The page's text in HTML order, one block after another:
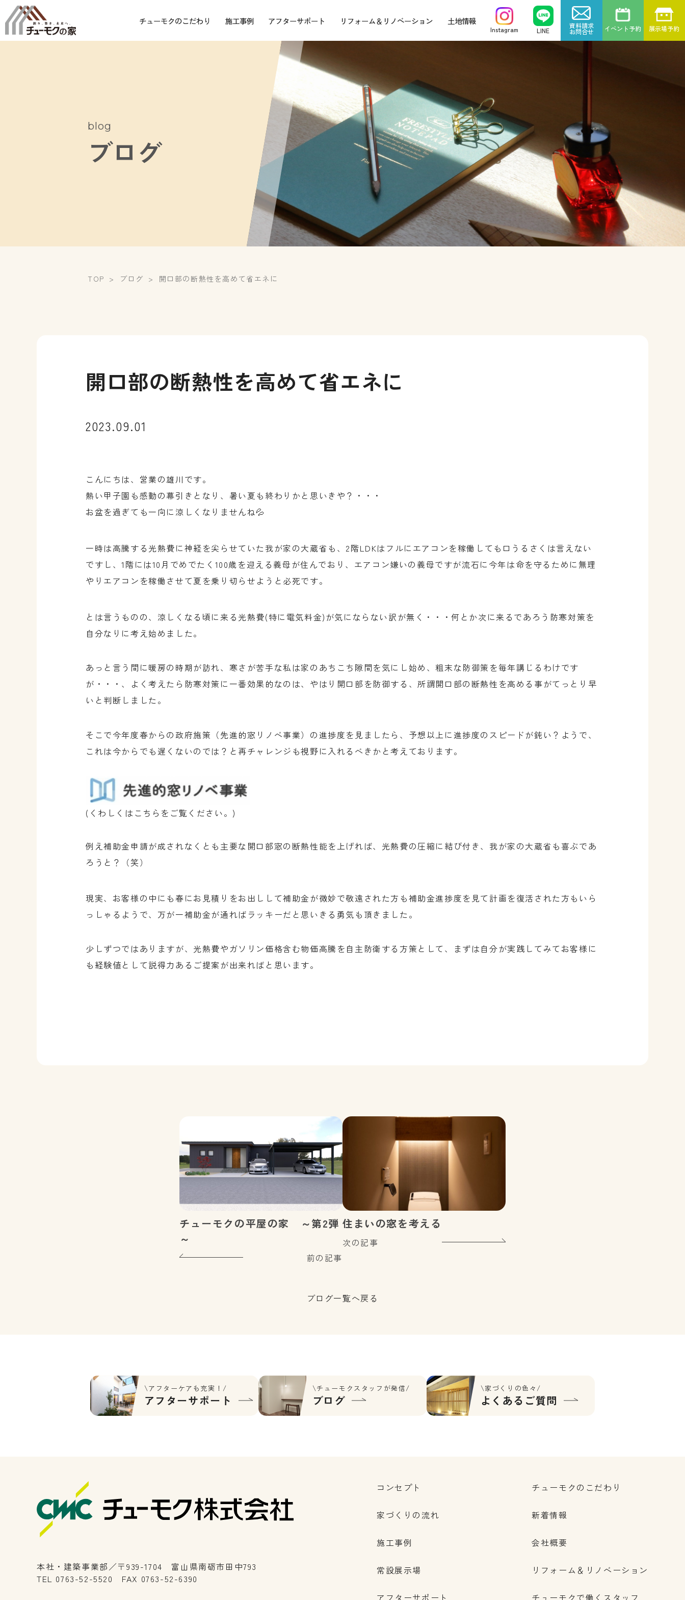
チューモクのこだわり 施工事例 アフターサポート リフォーム＆リノベーション 土地情報
Instagram LINE
資料請求
お問合せ イベント予約 展示場予約
blog
ブログ
TOP ブログ 開口部の断熱性を高めて省エネに
開口部の断熱性を高めて省エネに
2023.09.01
こんにちは、営業の雄川です。
熱い甲子園も感動の幕引きとなり、暑い夏も終わりかと思いきや？・・・
お盆を過ぎても一向に涼しくなりませんね💦
一時は高騰する光熱費に神経を尖らせていた我が家の大蔵省も、2階LDKはフルにエアコンを稼働しても口うるさくは言えない
ですし、1階には10月でめでたく100歳を迎える義母が住んでおり、エアコン嫌いの義母ですが流石に今年は命を守るために無理
やりエアコンを稼働させて夏を乗り切らせようと必死です。
とは言うものの、涼しくなる頃に来る光熱費(特に電気料金)が気にならない訳が無く・・・何とか次に来るであろう防寒対策を
自分なりに考え始めました。
あっと言う間に暖房の時期が訪れ、寒さが苦手な私は家のあちこち隙間を気にし始め、粗末な防御策を毎年講じるわけです
が・・・、よく考えたら防寒対策に一番効果的なのは、やはり開口部を防御する、所謂開口部の断熱性を高める事がてっとり早
いと判断しました。
そこで今年度春からの政府施策（先進的窓リノベ事業）の進捗度を見ましたら、予想以上に進捗度のスピードが鈍い？ようで、
これは今からでも遅くないのでは？と再チャレンジも視野に入れるべきかと考えております。
(くわしくはこちらをご覧ください。)
例え補助金申請が成されなくとも主要な開口部窓の断熱性能を上げれば、光熱費の圧縮に結び付き、我が家の大蔵省も喜ぶであ
ろうと？（笑）
現実、お客様の中にも春にお見積りをお出しして補助金が微妙で敬遠された方も補助金進捗度を見て計画を復活された方もいら
っしゃるようで、万が一補助金が通ればラッキーだと思いきる勇気も頂きました。
少しずつではありますが、光熱費やガソリン価格含む物価高騰を自主防衛する方策として、まずは自分が実践してみてお客様に
も経験値として説得力あるご提案が出来ればと思います。
チューモクの平屋の家 ～第2弾
～
前の記事
住まいの窓を考える
次の記事
ブログ一覧へ戻る
\アフターケアも充実！/
アフターサポート
\チューモクスタッフが発信/
ブログ
\家づくりの色々/
よくあるご質問
本社・建築事業部／〒939-1704 富山県南砺市田中793
TEL 0763-52-5520 FAX 0763-52-6390
コンセプト
家づくりの流れ
施工事例
常設展示場
アフターサポート
チューモクのこだわり
新着情報
会社概要
リフォーム＆リノベーション
チューモクで働くスタッフ